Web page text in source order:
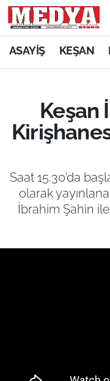
ASAYİŞ KEŞAN
Keşan
Saat 15.30’da
olarak
İbrahim Şahin
KEŞAN
ASAYİŞ
SİYASET
GÜNDEM
EKONOMİ